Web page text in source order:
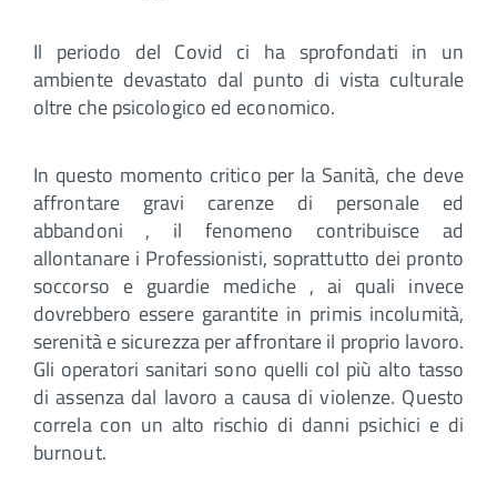
Il periodo del Covid ci ha sprofondati in un
ambiente devastato dal punto di vista culturale
oltre che psicologico ed economico.
In questo momento critico per la Sanità, che deve
affrontare gravi carenze di personale ed
abbandoni , il fenomeno contribuisce ad
allontanare i Professionisti, soprattutto dei pronto
soccorso e guardie mediche , ai quali invece
dovrebbero essere garantite in primis incolumità,
serenità e sicurezza per affrontare il proprio lavoro.
Gli operatori sanitari sono quelli col più alto tasso
di assenza dal lavoro a causa di violenze. Questo
correla con un alto rischio di danni psichici e di
burnout.